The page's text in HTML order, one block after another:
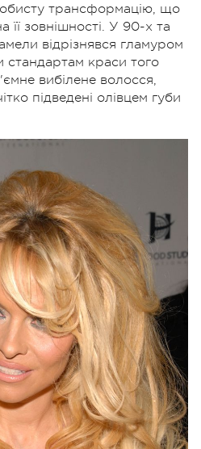
трансформацію, що
її зовнішності. У 90-х та
відрізнявся гламуром
стандартам краси того
вибілене волосся,
підведені олівцем губи